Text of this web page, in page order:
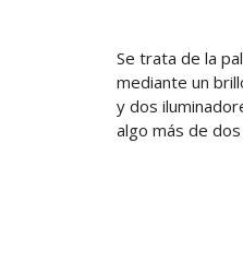
Se trata de la
mediante un
y dos
algo más de